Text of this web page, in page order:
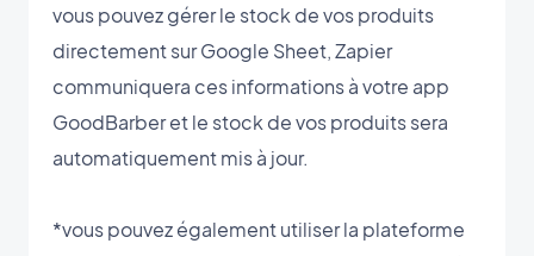
vous pouvez gérer le stock de vos produits
directement sur Google Sheet, Zapier
communiquera ces informations à votre app
GoodBarber et le stock de vos produits sera
automatiquement mis à jour.
*vous pouvez également utiliser la plateforme